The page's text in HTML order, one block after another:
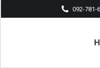
092-781-
HOME